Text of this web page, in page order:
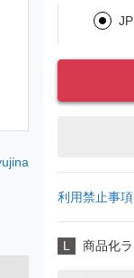
利用禁止事項
L 商品化